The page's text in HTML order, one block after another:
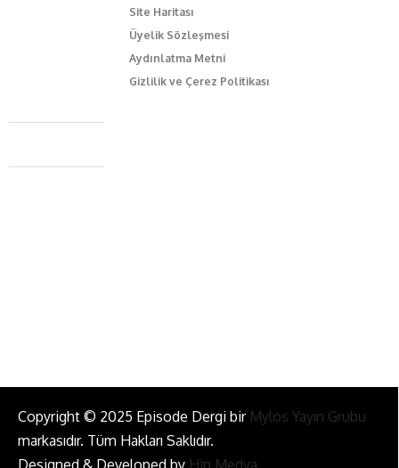
Site Haritası
Üyelik Sözleşmesi
Aydınlatma Metni
Gizlilik ve Çerez Politikası
Caferağa Mah. Dr. Şakir Paşa Sok. No3/A Kadıköy İstanbul
+90 543 345 46 00
Copyright © 2025 Episode Dergi bir Mylos Yayın Grubu
markasıdır. Tüm Hakları Saklıdır.
Designed & Developed by Hip Medya